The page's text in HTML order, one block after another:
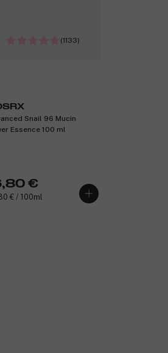
(1133)
Snail 96 Mucin
Essence 100 ml
€
€ / 100ml